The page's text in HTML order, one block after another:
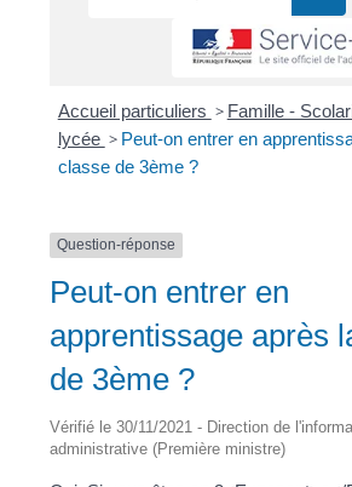
Accueil particuliers > Famille -
lycée > Peut-on entrer en
classe de 3ème ?
Question-réponse
Peut-on entrer en
apprentissage après
de 3ème ?
Vérifié le 30/11/2021 - Direction de
administrative (Première ministre)